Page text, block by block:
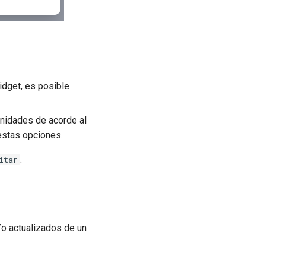
es posible
de acorde al
opciones.
.
actualizados de un